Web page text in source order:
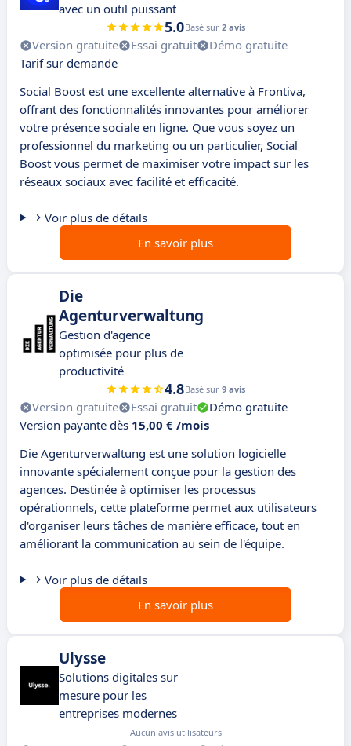
avec un outil puissant
5.0Basé sur 2 avis
Version gratuite Essai gratuit
Démo gratuite
Tarif sur demande
Social Boost est une excellente alternative à Frontiva,
offrant des fonctionnalités innovantes pour améliorer
votre présence sociale en ligne. Que vous soyez un
professionnel du marketing ou un particulier, Social
Boost vous permet de maximiser votre impact sur les
réseaux sociaux avec facilité et efficacité.
Voir plus de détails
En savoir plus
Die
Agenturverwaltung
Gestion d'agence
optimisée pour plus de
productivité
4.8Basé sur 9 avis
Version gratuite Essai gratuit
Démo gratuite
Version payante dès 15,00 € /mois
Die Agenturverwaltung est une solution logicielle
innovante spécialement conçue pour la gestion des
agences. Destinée à optimiser les processus
opérationnels, cette plateforme permet aux utilisateurs
d'organiser leurs tâches de manière efficace, tout en
améliorant la communication au sein de l'équipe.
Voir plus de détails
En savoir plus
Ulysse
Solutions digitales sur
mesure pour les
entreprises modernes
Aucun avis utilisateurs